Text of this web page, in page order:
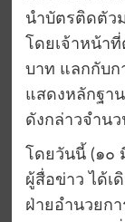
นำบัตรติดตัว
โดยเจ้าหน้า
บาท แลกกับก
แสดงหลักฐา
ดังกล่าวจำน
โดยวันนี้ (๑๐
ผู้สื่อข่าว ได้เ
ฝ่ายอำนวยก